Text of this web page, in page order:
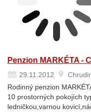
Penzion MARKÉTA -
29.11.2012
Rodinný penzion
10 prostorných pokojích
ledničkou,varnou